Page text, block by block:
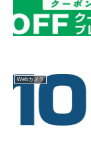
Webカメラ